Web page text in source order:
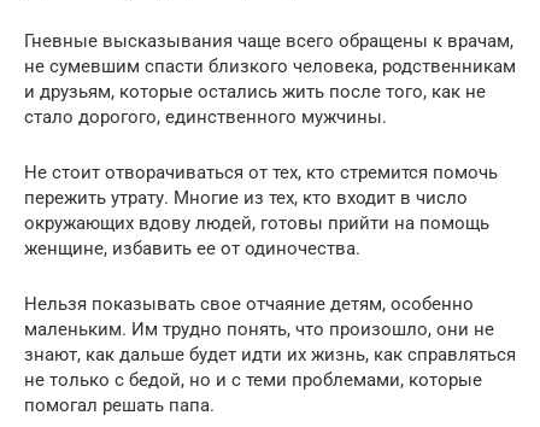
Гневные высказывания чаще всего обращены к врачам,
не сумевшим спасти близкого человека, родственникам
и друзьям, которые остались жить после того, как не
стало дорогого, единственного мужчины.
Не стоит отворачиваться от тех, кто стремится помочь
пережить утрату. Многие из тех, кто входит в число
окружающих вдову людей, готовы прийти на помощь
женщине, избавить ее от одиночества.
Нельзя показывать свое отчаяние детям, особенно
маленьким. Им трудно понять, что произошло, они не
знают, как дальше будет идти их жизнь, как справляться
не только с бедой, но и с теми проблемами, которые
помогал решать папа.